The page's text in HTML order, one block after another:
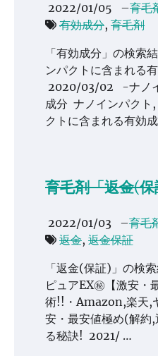
2022/01/05 –育毛
有効成分, 育毛剤
「有効成分」の検索
ンパクトに含まれる
2020/03/02 -ナノ
成分 ナノインパクト
クトに含まれる有効
育毛剤「返金(
2022/01/03 –育毛
返金, 返金保証
「返金(保証)」の検
ピュアEX㊙【激安・
術!!・Amazon,楽天,
安・最安値極め(解約
る秘訣! 2021/ …